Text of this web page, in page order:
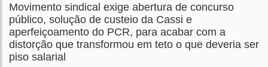
Movimento sindical exige abertura de concurso
público, solução de custeio da Cassi e
aperfeiçoamento do PCR, para acabar com a
distorção que transformou em teto o que deveria ser
piso salarial